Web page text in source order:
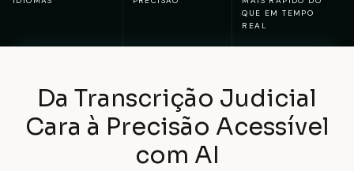
QUE EM TEMPO
REAL
Da Transcrição Judicial
Cara à Precisão Acessível
com AI